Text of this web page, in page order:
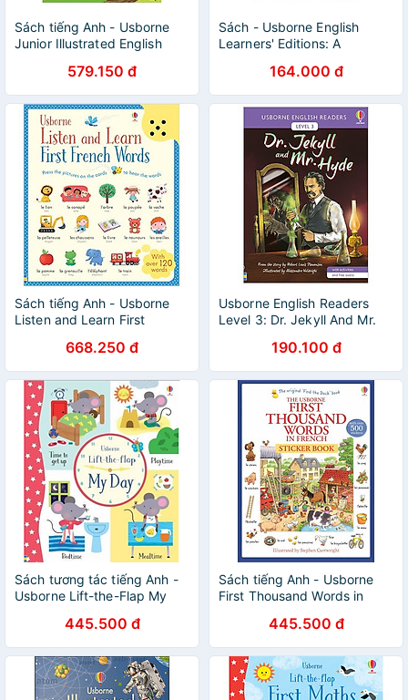
Sách tiếng Anh - Usborne
Junior Illustrated English
579.150 đ
Sách - Usborne English
Learners' Editions: A
164.000 đ
Sách tiếng Anh - Usborne
Listen and Learn First
668.250 đ
Usborne English Readers
Level 3: Dr. Jekyll And Mr.
190.100 đ
Sách tương tác tiếng Anh -
Usborne Lift-the-Flap My
445.500 đ
Sách tiếng Anh - Usborne
First Thousand Words in
445.500 đ